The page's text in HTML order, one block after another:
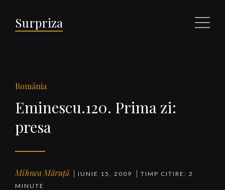
Surpriza Meniu
România
Eminescu.120. Prima zi:
presa
Mihnea Măruță IUNIE 15, 2009
TIMP CITIRE: 2
MINUTE